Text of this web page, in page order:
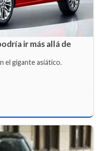
ir más allá de
el gigante asiático.